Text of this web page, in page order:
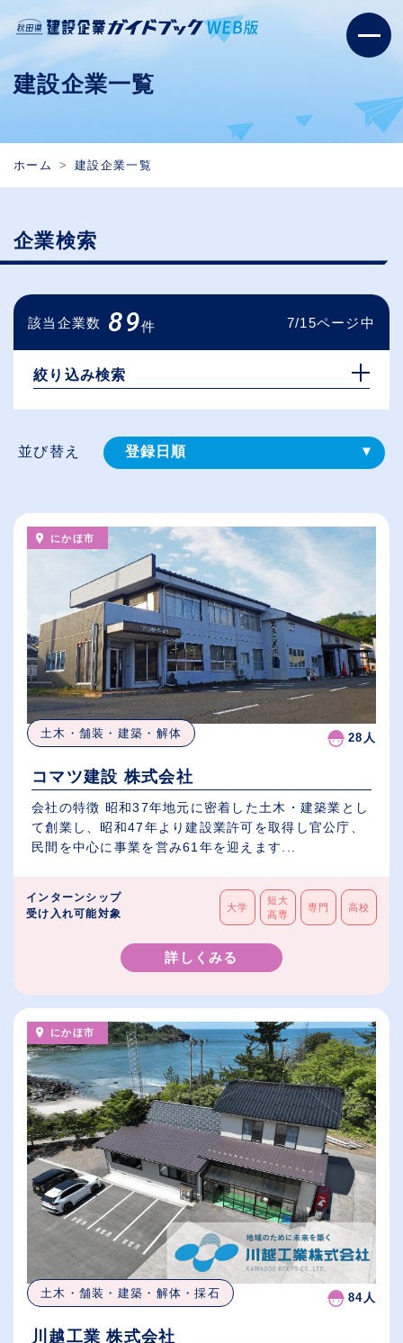
建設企業一覧
ホーム 建設企業一覧
企業検索
該当企業数 89件 7/15ページ中
絞り込み検索
並び替え 登録⽇順
（⾼卒の給与を基準）
従業員が多い順
休日数が多い順
にかほ市
土木・舗装・建築・解体 28人
コマツ建設 株式会社
会社の特徴 昭和37年地元に密着した土木・建築業とし
て創業し、昭和47年より建設業許可を取得し官公庁、
民間を中心に事業を営み61年を迎えます...
インターンシップ
受け入れ可能対象
大学
短大
高専
専門 高校
詳しくみる
にかほ市
土木・舗装・建築・解体・採石 84人
川越工業 株式会社